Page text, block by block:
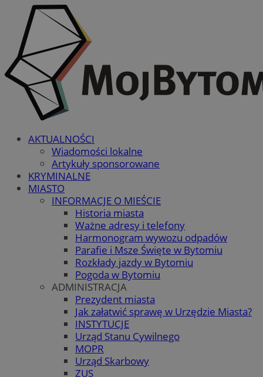
AKTUALNOŚCI
Wiadomości lokalne
Artykuły sponsorowane
KRYMINALNE
MIASTO
INFORMACJE O MIEŚCIE
Historia miasta
Ważne adresy i telefony
Harmonogram wywozu odpadów
Parafie i Msze Święte w Bytomiu
Rozkłady jazdy w Bytomiu
Pogoda w Bytomiu
ADMINISTRACJA
Prezydent miasta
Jak załatwić sprawę w Urzędzie Miasta?
INSTYTUCJE
Urząd Stanu Cywilnego
MOPR
Urząd Skarbowy
ZUS